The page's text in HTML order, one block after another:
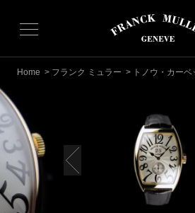
Home > フランク ミュラー > トノウ・カーベ